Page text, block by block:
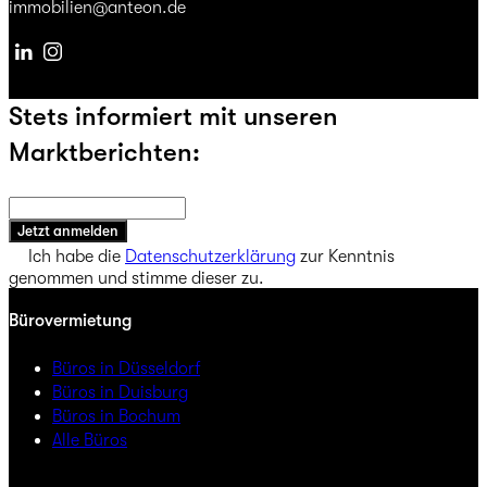
immobilien@anteon.de
LinkedinInstagram
Stets informiert mit unseren
Marktberichten:
Jetzt anmelden
Ich habe die Datenschutzerklärung zur Kenntnis
genommen und stimme dieser zu.
Bürovermietung
Büros in Düsseldorf
Büros in Duisburg
Büros in Bochum
Alle Büros